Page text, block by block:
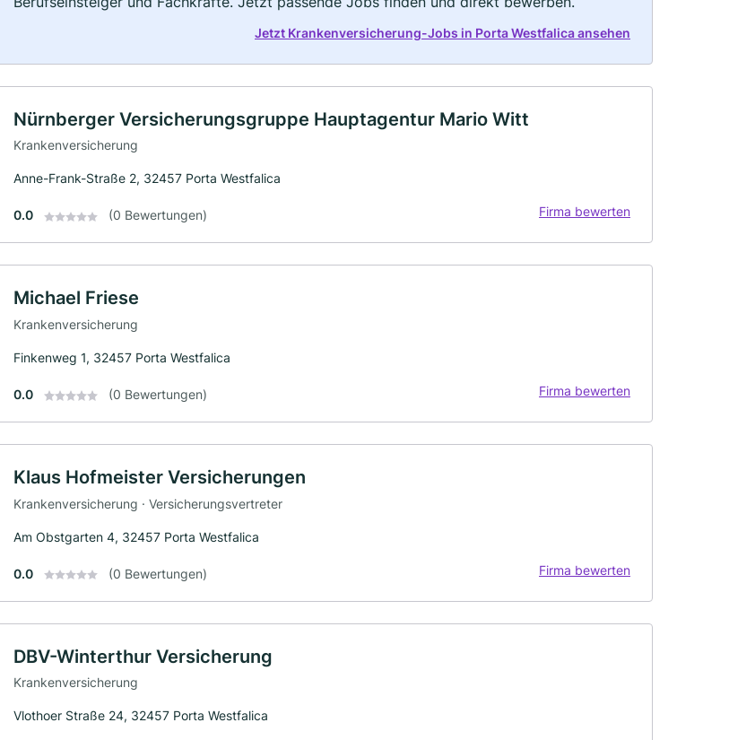
Jetzt Krankenversicherung-Jobs in Porta Westfalica ansehen
Nürnberger Versicherungsgruppe Hauptagentur Mario Witt
Krankenversicherung
Anne-Frank-Straße 2, 32457 Porta Westfalica
0.0 (0 Bewertungen) Firma bewerten
Michael Friese
Krankenversicherung
Finkenweg 1, 32457 Porta Westfalica
0.0 (0 Bewertungen) Firma bewerten
Klaus Hofmeister Versicherungen
Krankenversicherung · Versicherungsvertreter
Am Obstgarten 4, 32457 Porta Westfalica
0.0 (0 Bewertungen) Firma bewerten
DBV-Winterthur Versicherung
Krankenversicherung
Vlothoer Straße 24, 32457 Porta Westfalica